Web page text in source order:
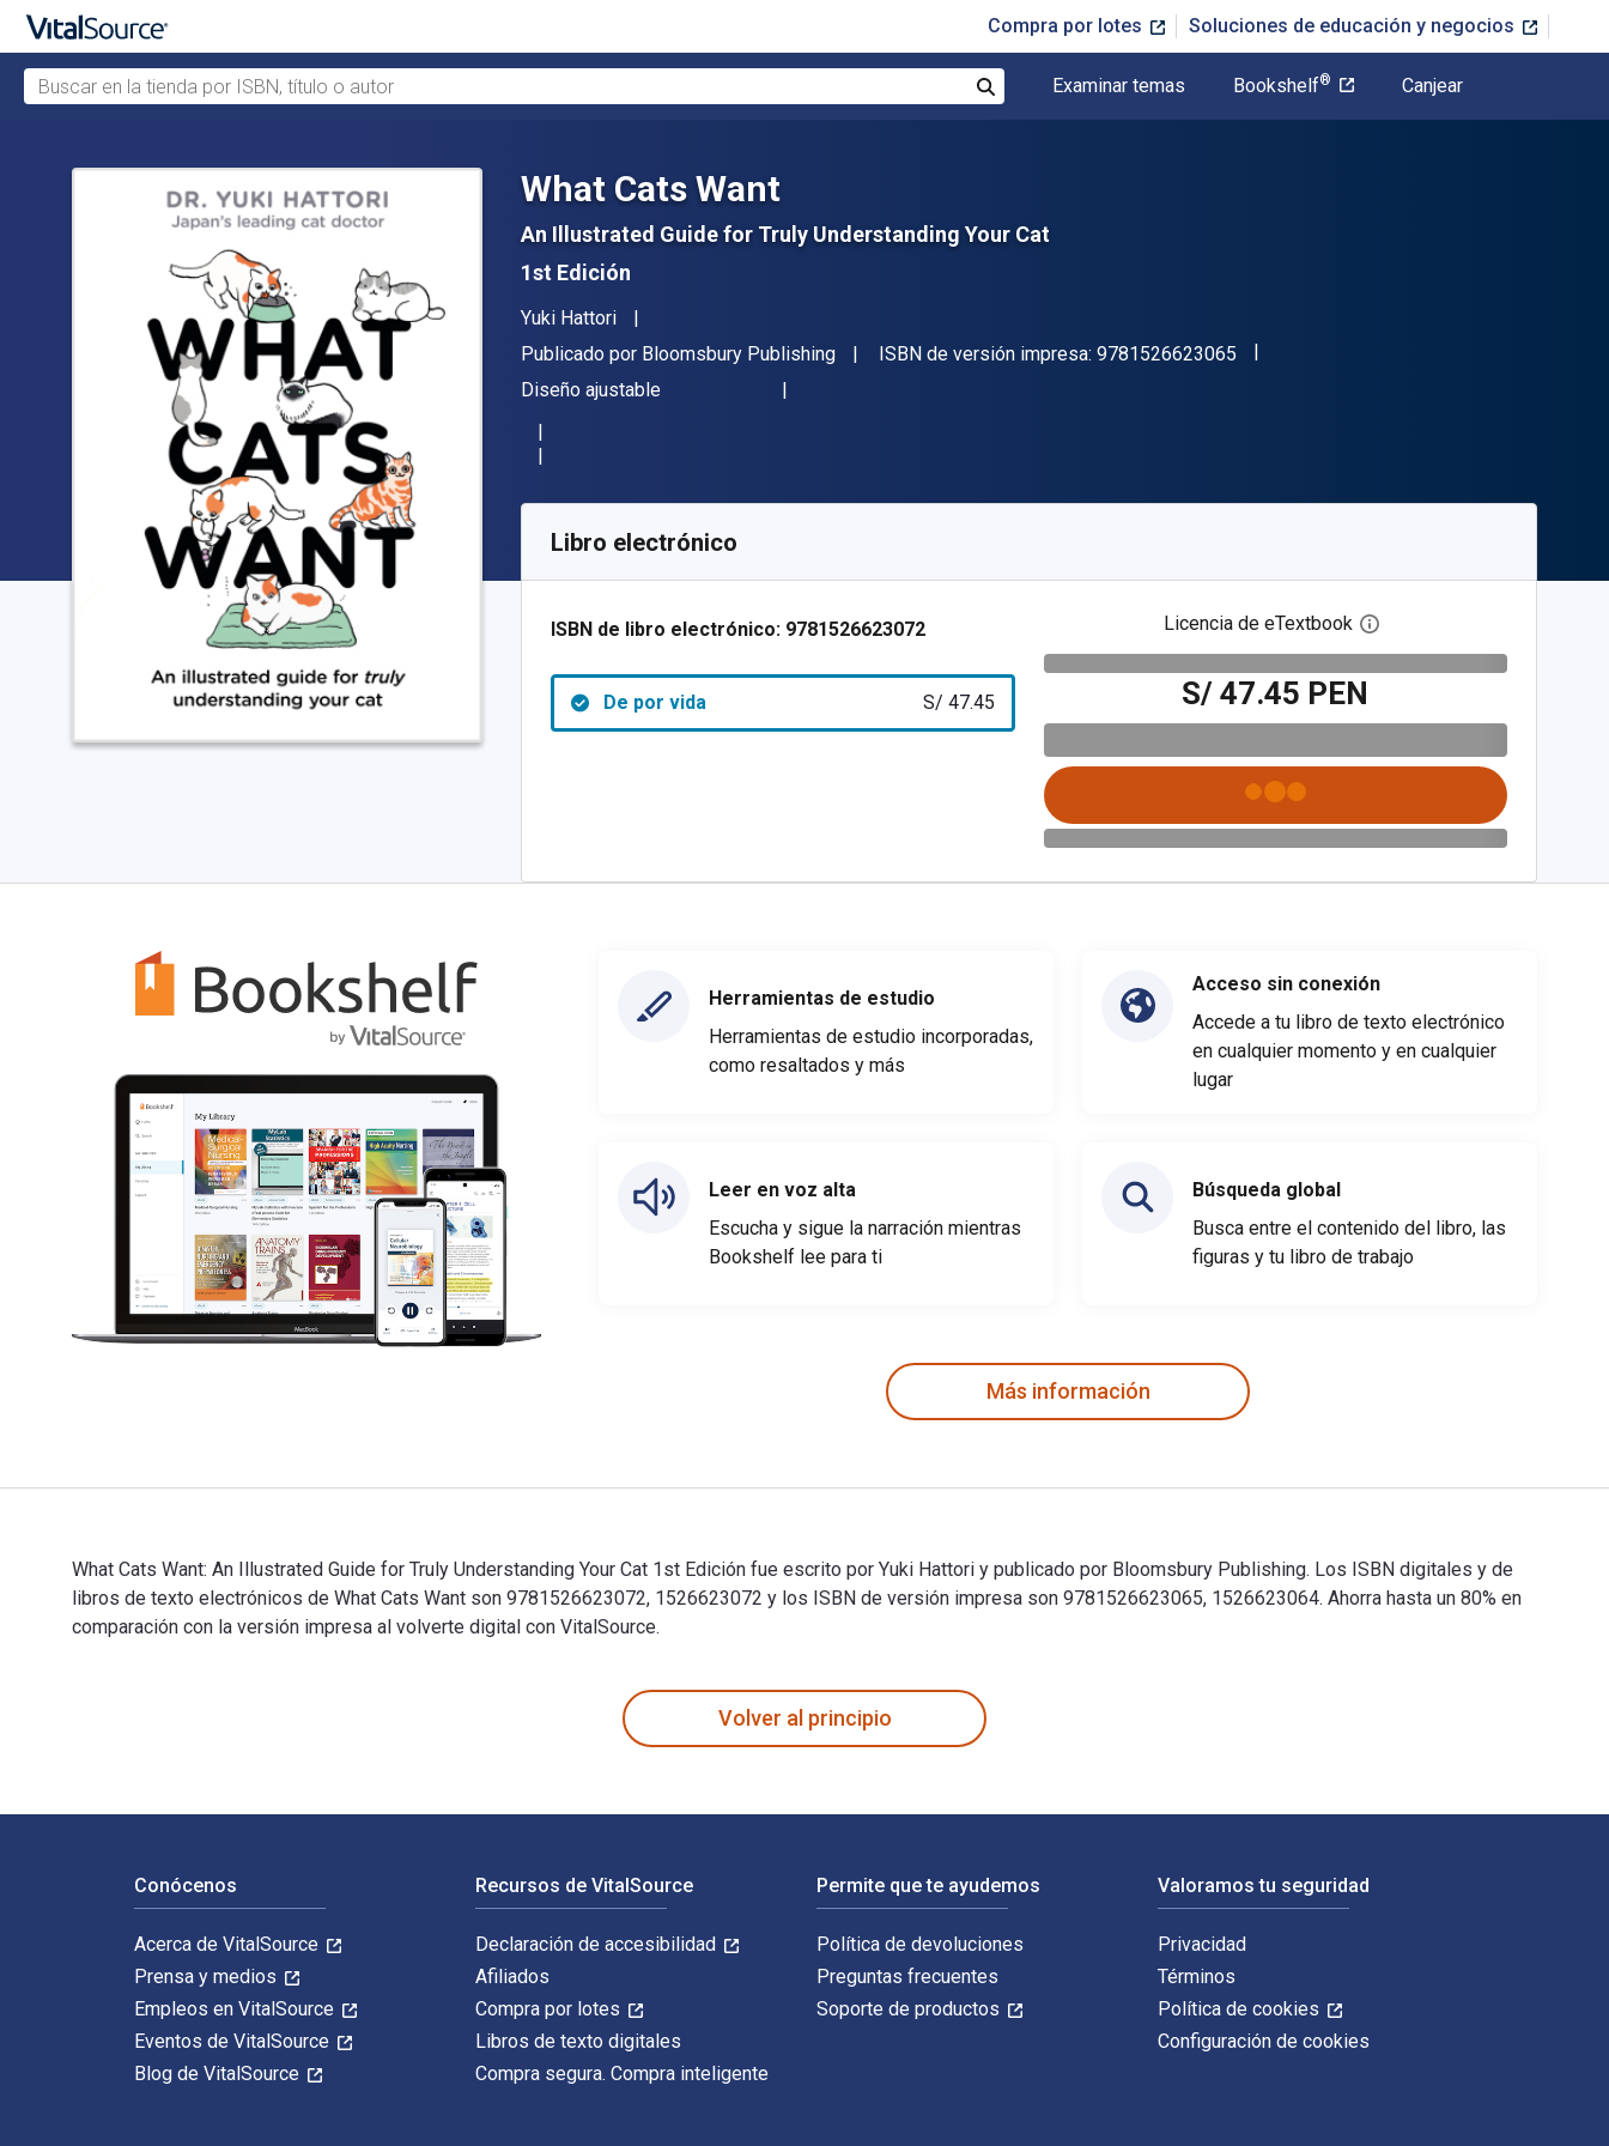
Compra por lotes Soluciones de educación y negocios
Buscar en la tienda por ISBN, título o autor
Examinar temas Bookshelf® Canjear
What Cats Want
An Illustrated Guide for Truly Understanding Your Cat
1st Edición
Autor(es)
Yuki Hattori
Editor
Publicado por Bloomsbury Publishing ISBN de versión impresa: 9781526623065 "ISBN-13 9781526623065"
Formato
Diseño ajustable
SKU:
Libro electrónico
ISBN de libro electrónico: 9781526623072
De por vida S/ 47.45
Licencia de eTextbook Abre el cuadro de diálogo
S/ 47.45 PEN
Herramientas de estudio
Herramientas de estudio incorporadas,
como resaltados y más
Leer en voz alta
Escucha y sigue la narración mientras
Bookshelf lee para ti
Acceso sin conexión
Accede a tu libro de texto electrónico
en cualquier momento y en cualquier
lugar
Búsqueda global
Busca entre el contenido del libro, las
figuras y tu libro de trabajo
Más información
What Cats Want: An Illustrated Guide for Truly Understanding Your Cat 1st Edición fue escrito por Yuki Hattori y publicado por Bloomsbury Publishing. Los ISBN digitales y de
libros de texto electrónicos de What Cats Want son 9781526623072, 1526623072 y los ISBN de versión impresa son 9781526623065, 1526623064. Ahorra hasta un 80% en
comparación con la versión impresa al volverte digital con VitalSource.
Volver al principio
Conócenos
Acerca de VitalSource
Prensa y medios
Empleos en VitalSource
Eventos de VitalSource
Blog de VitalSource
Recursos de VitalSource
Declaración de accesibilidad
Afiliados
Compra por lotes
Libros de texto digitales
Compra segura. Compra inteligente
Permite que te ayudemos
Política de devoluciones
Preguntas frecuentes
Soporte de productos
Valoramos tu seguridad
Privacidad
Términos
Política de cookies
Configuración de cookies